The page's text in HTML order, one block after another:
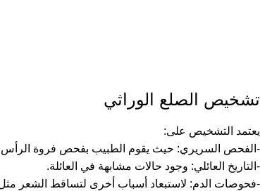
تشخيص الصلع الوراثي
يعتمد التشخيص على:
-الفحص السريري: حيث يقوم الطبيب بفحص فروة
-التاريخ العائلي: وجود حالات مشابهة في العائلة.
-فحوصات الدم: لاستبعاد أسباب أخرى لتساقط الشعر